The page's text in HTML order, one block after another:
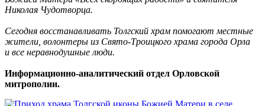
Николая Чудотворца.
Сегодня восстанавливать Толгский храм помогают местные
жители, волонтеры из Свято-Троицкого храма города Орла
и все неравнодушные люди.
Информационно-аналитический отдел Орловской
митрополии.